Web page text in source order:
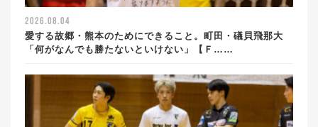
2026.08.04
愛する故郷・熊本のためにできること。町田・礒貝飛那大
「何がなんでも勝たないといけない」【Ｆ……